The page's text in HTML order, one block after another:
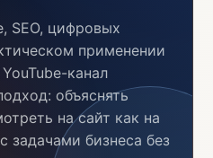
SEO, цифровых
применении
канал
объяснять
на сайт как на
задачами бизнеса без